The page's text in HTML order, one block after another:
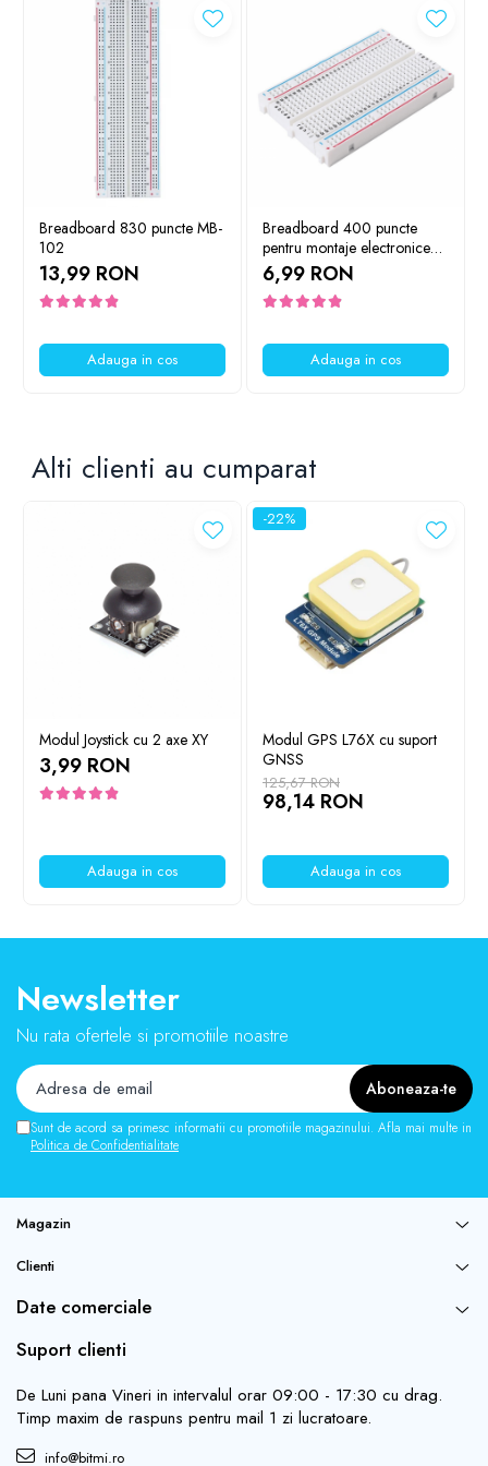
Idee de proiect:
In Atelierul Bitmi gasesti toate detaliile, click AICI
Ce contine cutia?
1x Modul buzzer activ
Breadboard 830 puncte MB-
102
13,99 RON
Adauga in cos
Breadboard 400 puncte
pentru montaje electronice
rapide
6,99 RON
Adauga in cos
Alti clienti au cumparat
Modul Joystick cu 2 axe XY
3,99 RON
Adauga in cos
-22%
Modul GPS L76X cu suport
GNSS
125,67 RON
98,14 RON
Adauga in cos
Newsletter
Nu rata ofertele si promotiile noastre
Sunt de acord sa primesc informatii cu promotiile magazinului. Afla mai multe in
Politica de Confidentialitate
Magazin
Clienti
Date comerciale
Suport clienti
De Luni pana Vineri in intervalul orar 09:00 - 17:30 cu drag.
Timp maxim de raspuns pentru mail 1 zi lucratoare.
info@bitmi.ro